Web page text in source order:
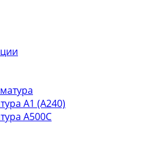
А1 (А240)
А500С